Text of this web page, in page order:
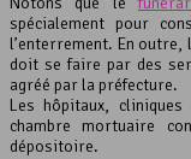
spécialement pour
l’enterrement. En
doit se faire par des
agréé par la préfecture.
Les hôpitaux,
chambre mortuaire
dépositoire.